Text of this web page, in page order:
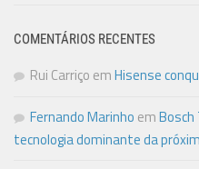
COMENTÁRIOS RECENTES
Rui Carriço emHisense
Fernando Marinho emBosch
tecnologia dominante da